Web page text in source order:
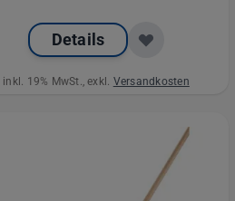
inkl. 19% MwSt., exkl. Versandkosten
Details